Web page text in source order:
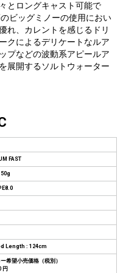
とロングキャスト可能で
のビッグミノーの使用におい
れ、カレントを感じるドリ
クによるデリケートなルア
プなどの波動系アピールア
展開するソルトウォーター
FAST
Length : 124cm
希望小売価格（税別）
円